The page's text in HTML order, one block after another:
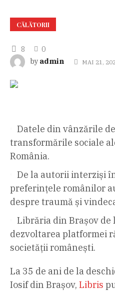
CĂLĂTORII
8
0
by admin MAI 21,
Datele din vânzările
transformările sociale
România.
De la autorii interziși
preferințele românilor
despre traumă și
Librăria din Brașov de
dezvoltarea platformei
societății românești.
La 35 de ani de la
Iosif din Brașov, Libris